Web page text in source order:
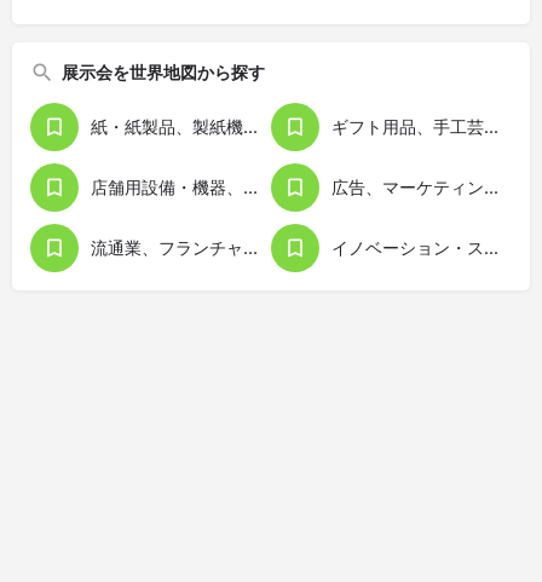
展示会を世界地図から探す
紙・紙製品、製紙機械、印刷・出版 ギフト用品、手工芸品、販促用品
店舗用設備・機器、ディスプレイ 広告、マーケティング、経営管理
流通業、フランチャイズビジネス イノベーション・スタートアップ